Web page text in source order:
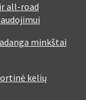
all-road
minkštai
kelių